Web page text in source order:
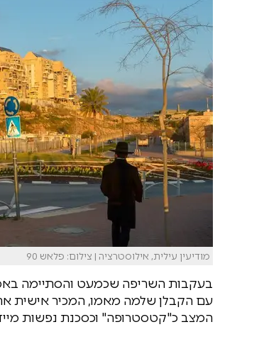
מודיעין עילית, אילוסטרציה | צילום: פלאש 90
בעקבות השריפה שכמעט והסתיימה
עם הקבלן שלמה מאמו, המכיר אישית
המצב כ"קטסטרופה" וכסכנת נפשות